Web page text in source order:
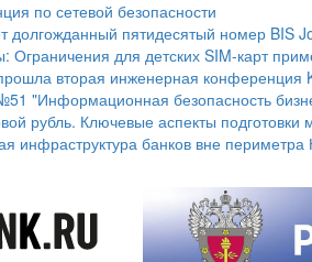
по сетевой безопасности
долгожданный пятидесятый номер BIS
для детских SIM-карт
вторая инженерная конференция
"Информационная безопасность
рубль. Ключевые аспекты подготовки
инфраструктура банков вне периметра